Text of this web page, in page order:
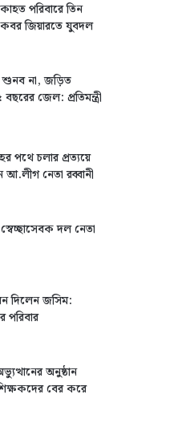
পরিবারে তিন
জিয়ারতে যুবদল
শুনব না, জড়িত
জেল: প্রতিমন্ত্রী
পথে চলার প্রত্যয়ে
আ.লীগ নেতা রব্বানী
স্বেচ্ছাসেবক দল নেতা
দিলেন জসিম:
পরিবার
অনুষ্ঠান
বের করে